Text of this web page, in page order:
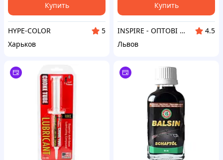
Купить
HYPE-COLOR
5
Харьков
Купить
INSPIRE - ОПТОВІ ПРОДАЖІ ТА БЕЗГОТІВКА ДЛЯ БІЗНЕСУ
4.5
Львов